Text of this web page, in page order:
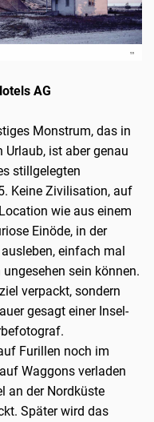
AG
Monstrum, das in
ist aber genau
stillgelegten
Keine Zivilisation, auf
wie aus einem
Einöde, in der
einfach mal
sein können.
verpackt, sondern
gesagt einer Insel-
Furillen noch im
Waggons verladen
an der Nordküste
Später wird das